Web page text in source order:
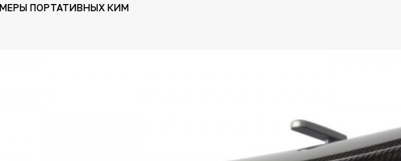
ПОРТАТИВНЫХ КИМ